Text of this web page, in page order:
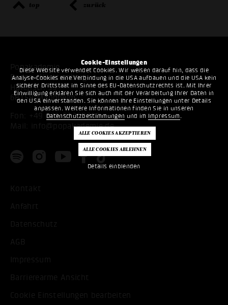
Cookie-Einstellungen
Diese Website verwendet Cookies. Wir weisen darauf hin, dass die
Analyse-Cookies eine Verbindung in die USA aufbauen und die USA kein
sicherer Drittstaat im Sinne des EU-Datenschutzrechts ist. Mit Ihrer
Einwilligung erklären Sie sich auch mit der Verarbeitung Ihrer Daten in
den USA einverstanden. Sie können Ihre Einstellungen unter Details
anpassen. Weitere Informationen finden Sie in unseren
Datenschutzbestimmungen und im Impressum .
Details einblenden
top zurück
Popakademie
Baden-Württemberg
Hafenstr. 33
68159 Mannheim
Fon:
+49 621 53397200
Mail:
info@popakademie.de
Kontakt
Anfahrt
Datenschutz
AGB
Impressum
Barrierearme Ansicht
Cookie Einstellungen bearbeiten